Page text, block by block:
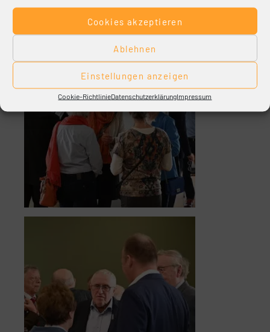
Cookies akzeptieren
Ablehnen
Einstellungen anzeigen
Cookie-RichtlinieDatenschutzerklärungImpressum